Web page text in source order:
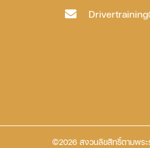
©2026 สงวนลิขสิทธิ์ตามพร